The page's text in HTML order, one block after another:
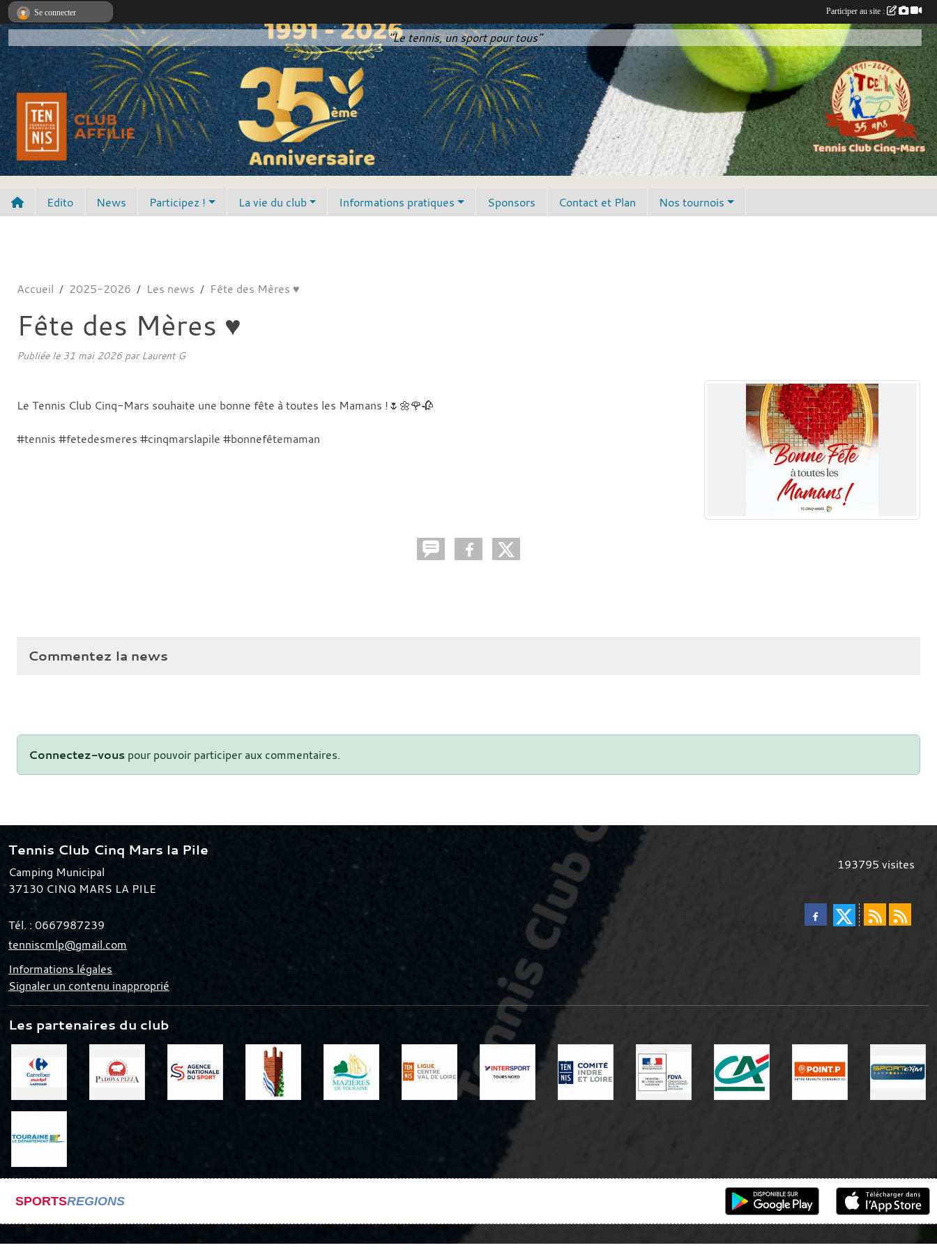
"Le tennis, un sport pour tous"
Edito News Participez ! La vie du club Informations pratiques Sponsors Contact et Plan Nos tournois
Accueil 2025-2026 Les news Fête des Mères ♥️
Fête des Mères ♥️
Publiée le 31 mai 2026par Laurent G
Le Tennis Club Cinq-Mars souhaite une bonne fête à toutes les Mamans !🌷🌼🌹🥀
#tennis #fetedesmeres #cinqmarslapile #bonnefêtemaman
Commentez la news
Connectez-vous pour pouvoir participer aux commentaires.
Tennis Club Cinq Mars la Pile
Camping Municipal
37130 CINQ MARS LA PILE
Tél. : 0667987239
tenniscmlp@gmail.com
Informations légales
Signaler un contenu inapproprié
193795 visites
Les partenaires du club
SPORTSREGIONS
Se connecter Participer au site :
Panneau de gestion des cookies